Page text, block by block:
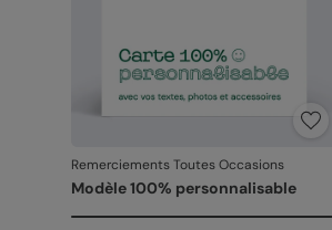
Remerciements Toutes Occasions
Modèle 100% personnalisable